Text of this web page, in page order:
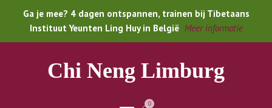
Ga je mee? 4 dagen ontspannen, trainen bij Tibetaans
Instituut Yeunten Ling Huy in België Meer informatie
Chi Neng Limburg
0